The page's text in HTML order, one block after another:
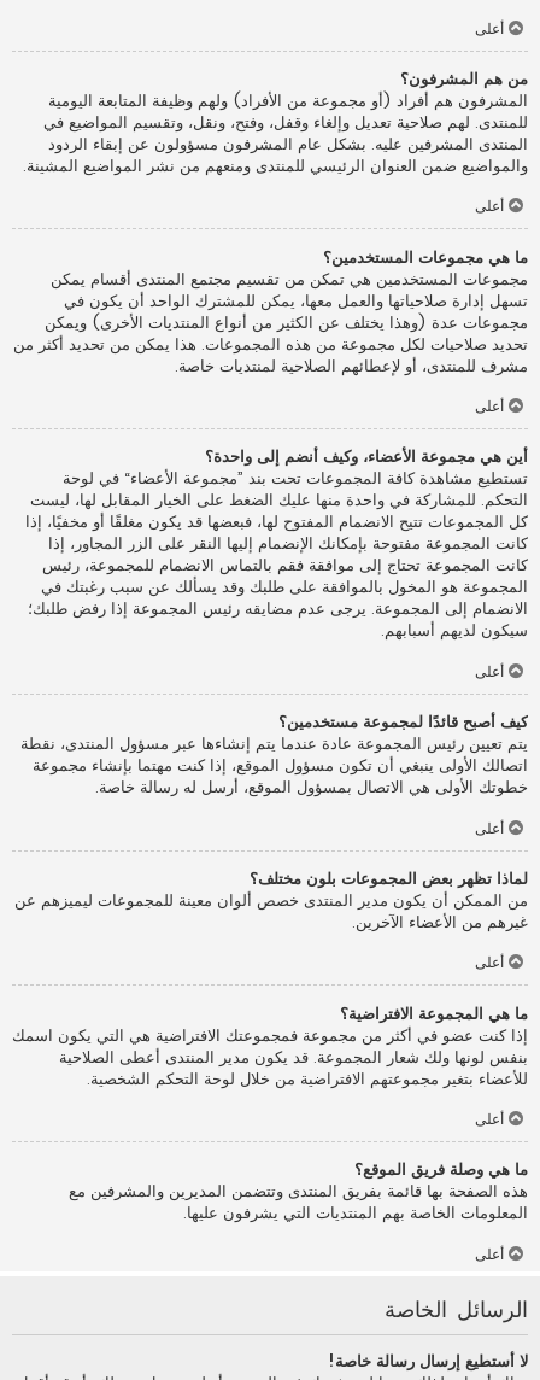
أعلى
من هم المشرفون؟
المشرفون هم أفراد (أو مجموعة من الأفراد) ولهم وظيفة المتابعة اليومية
للمنتدى. لهم صلاحية تعديل وإلغاء وقفل، وفتح، ونقل، وتقسيم المواضيع في
المنتدى المشرفين عليه. بشكل عام المشرفون مسؤولون عن إبقاء الردود
والمواضيع ضمن العنوان الرئيسي للمنتدى ومنعهم من نشر المواضيع المشينة.
أعلى
ما هي مجموعات المستخدمين؟
مجموعات المستخدمين هي تمكن من تقسيم مجتمع المنتدى أقسام يمكن
تسهل إدارة صلاحياتها والعمل معها، يمكن للمشترك الواحد أن يكون في
مجموعات عدة (وهذا يختلف عن الكثير من أنواع المنتديات الأخرى) ويمكن
تحديد صلاحيات لكل مجموعة من هذه المجموعات. هذا يمكن من تحديد أكثر من
مشرف للمنتدى، أو لإعطائهم الصلاحية لمنتديات خاصة.
أعلى
أين هي مجموعة الأعضاء، وكيف أنضم إلى واحدة؟
تستطيع مشاهدة كافة المجموعات تحت بند ”مجموعة الأعضاء“ في لوحة
التحكم. للمشاركة في واحدة منها عليك الضغط على الخيار المقابل لها، ليست
كل المجموعات تتيح الانضمام المفتوح لها، فبعضها قد يكون مغلقًا أو مخفيًا، إذا
كانت المجموعة مفتوحة بإمكانك الإنضمام إليها النقر على الزر المجاور، إذا
كانت المجموعة تحتاج إلى موافقة فقم بالتماس الانضمام للمجموعة، رئيس
المجموعة هو المخول بالموافقة على طلبك وقد يسألك عن سبب رغبتك في
الانضمام إلى المجموعة. يرجى عدم مضايقه رئيس المجموعة إذا رفض طلبك؛
سيكون لديهم أسبابهم.
أعلى
كيف أصبح قائدًا لمجموعة مستخدمين؟
يتم تعيين رئيس المجموعة عادة عندما يتم إنشاءها عبر مسؤول المنتدى، نقطة
اتصالك الأولى ينبغي أن تكون مسؤول الموقع، إذا كنت مهتما بإنشاء مجموعة
خطوتك الأولى هي الاتصال بمسؤول الموقع، أرسل له رسالة خاصة.
أعلى
لماذا تظهر بعض المجموعات بلون مختلف؟
من الممكن أن يكون مدير المنتدى خصص ألوان معينة للمجموعات ليميزهم عن
غيرهم من الأعضاء الآخرين.
أعلى
ما هي المجموعة الافتراضية؟
إذا كنت عضو في أكثر من مجموعة فمجموعتك الافتراضية هي التي يكون اسمك
بنفس لونها ولك شعار المجموعة. قد يكون مدير المنتدى أعطى الصلاحية
للأعضاء بتغير مجموعتهم الافتراضية من خلال لوحة التحكم الشخصية.
أعلى
ما هي وصلة فريق الموقع؟
هذه الصفحة بها قائمة بفريق المنتدى وتتضمن المديرين والمشرفين مع
المعلومات الخاصة بهم المنتديات التي يشرفون عليها.
أعلى
الرسائل الخاصة
لا أستطيع إرسال رسالة خاصة!